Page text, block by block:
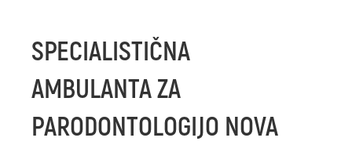
SPECIALISTIČNA
AMBULANTA ZA
PARODONTOLOGIJO NOVA